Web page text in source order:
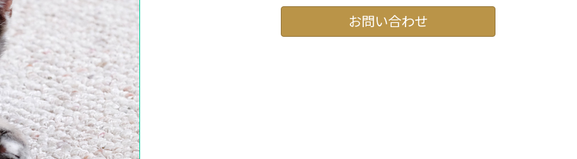
お問い合わせ